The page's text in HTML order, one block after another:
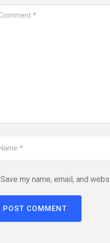
Save my name, email, and